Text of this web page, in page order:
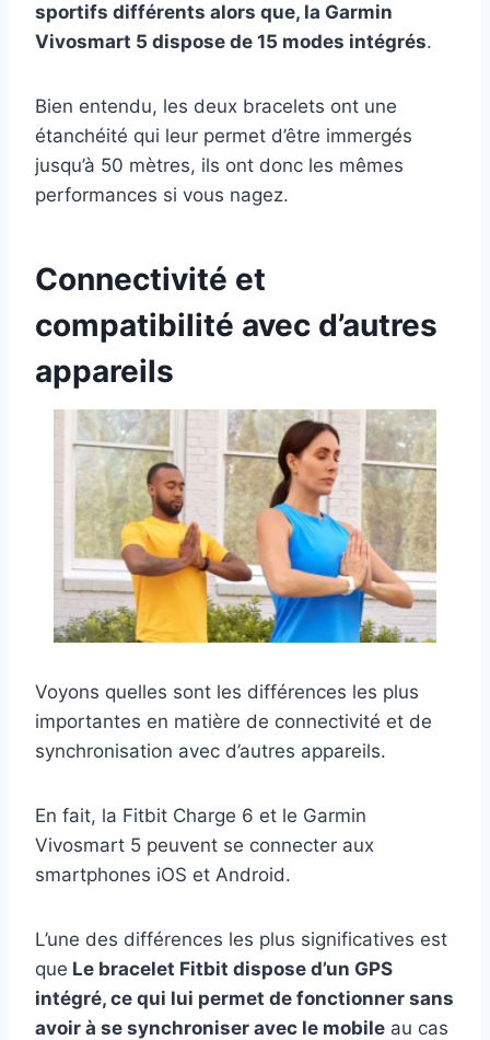
sportifs différents alors que, la Garmin
Vivosmart 5 dispose de 15 modes intégrés.
Bien entendu, les deux bracelets ont une
étanchéité qui leur permet d’être immergés
jusqu’à 50 mètres, ils ont donc les mêmes
performances si vous nagez.
Connectivité et
compatibilité avec d’autres
appareils
Voyons quelles sont les différences les plus
importantes en matière de connectivité et de
synchronisation avec d’autres appareils.
En fait, la Fitbit Charge 6 et le Garmin
Vivosmart 5 peuvent se connecter aux
smartphones iOS et Android.
L’une des différences les plus significatives est
que Le bracelet Fitbit dispose d’un GPS
intégré, ce qui lui permet de fonctionner sans
avoir à se synchroniser avec le mobile au cas